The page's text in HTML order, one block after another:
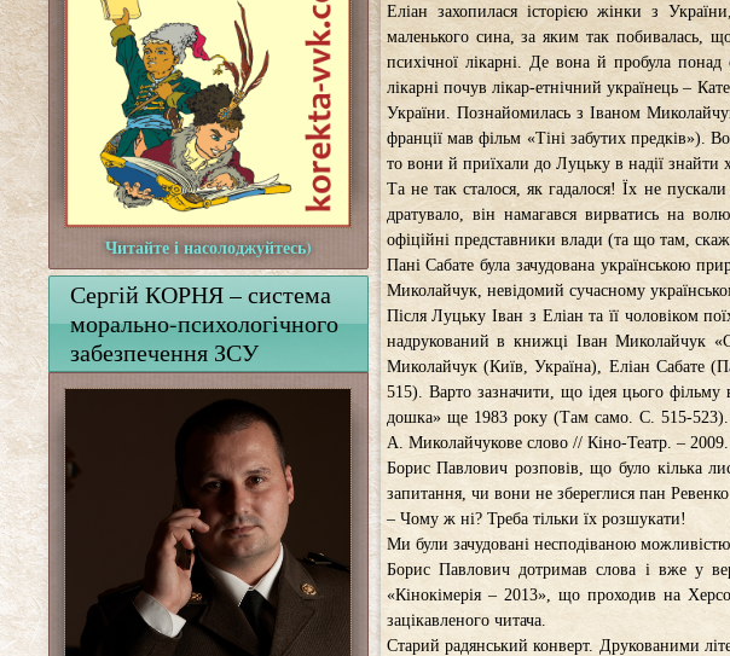
Читайте і насолоджуйтесь)
Сергій КОРНЯ – система
морально-психологічного
забезпечення ЗСУ
Еліан захопилася історією жінки з
маленького сина, за яким так побивалась,
психічної лікарні. Де вона й пробула
лікарні почув лікар-етнічний українець –
України. Познайомилась з Іваном
франції мав фільм «Тіні забутих предків»).
то вони й приїхали до Луцьку в надії знайти
Та не так сталося, як гадалося! Їх не
дратувало, він намагався вирватись на
офіційні представники влади (та що там,
Пані Сабате була зачудована українською
Миколайчук, невідомий сучасному
Після Луцьку Іван з Еліан та її чоловіком
надрукований в книжці Іван Миколайчук
Миколайчук (Київ, Україна), Еліан Сабате
515). Варто зазначити, що ідея цього
дошка» ще 1983 року (Там само. С. 515-
А. Миколайчукове слово // Кіно-Театр. –
Борис Павлович розповів, що було кілька
запитання, чи вони не збереглися пан Ревенко
– Чому ж ні? Треба тільки їх розшукати!
Ми були зачудовані несподіваною
Борис Павлович дотримав слова і вже у
«Кінокімерія – 2013», що проходив на
зацікавленого читача.
Старий радянський конверт.